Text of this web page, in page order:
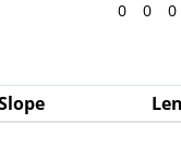
0 0 0